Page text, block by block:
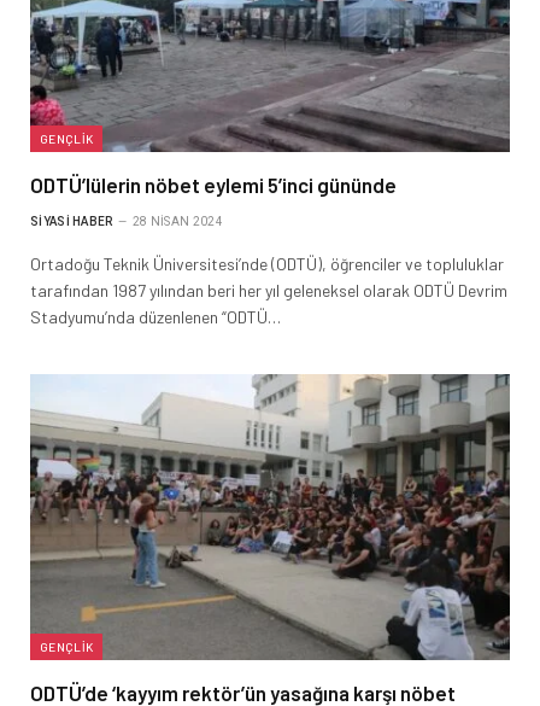
GENÇLIK
ODTÜ’lülerin nöbet eylemi 5’inci gününde
SIYASI HABER 28 NISAN 2024
Ortadoğu Teknik Üniversitesi’nde (ODTÜ), öğrenciler ve topluluklar
tarafından 1987 yılından beri her yıl geleneksel olarak ODTÜ Devrim
Stadyumu’nda düzenlenen “ODTÜ…
GENÇLIK
ODTÜ’de ‘kayyım rektör’ün yasağına karşı nöbet